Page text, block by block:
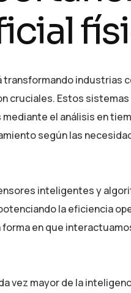
industrias
cruciales. Estos
el análisis en
según las
inteligentes y
la eficiencia
en que
vez mayor de la